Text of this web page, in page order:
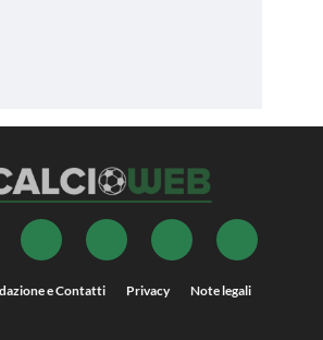
e Contatti Privacy Note legali